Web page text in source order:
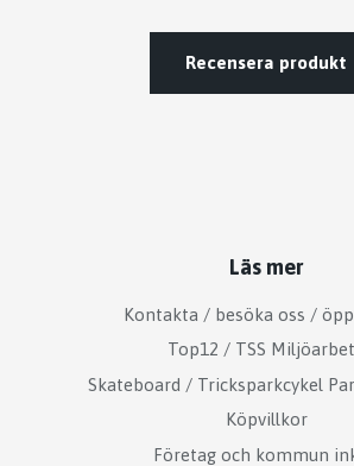
Recensera produkt
Läs mer
Kontakta / besöka oss /
Top12 / TSS
Skateboard / Tricksparkcykel
Köpvillkor
Företag och kommun